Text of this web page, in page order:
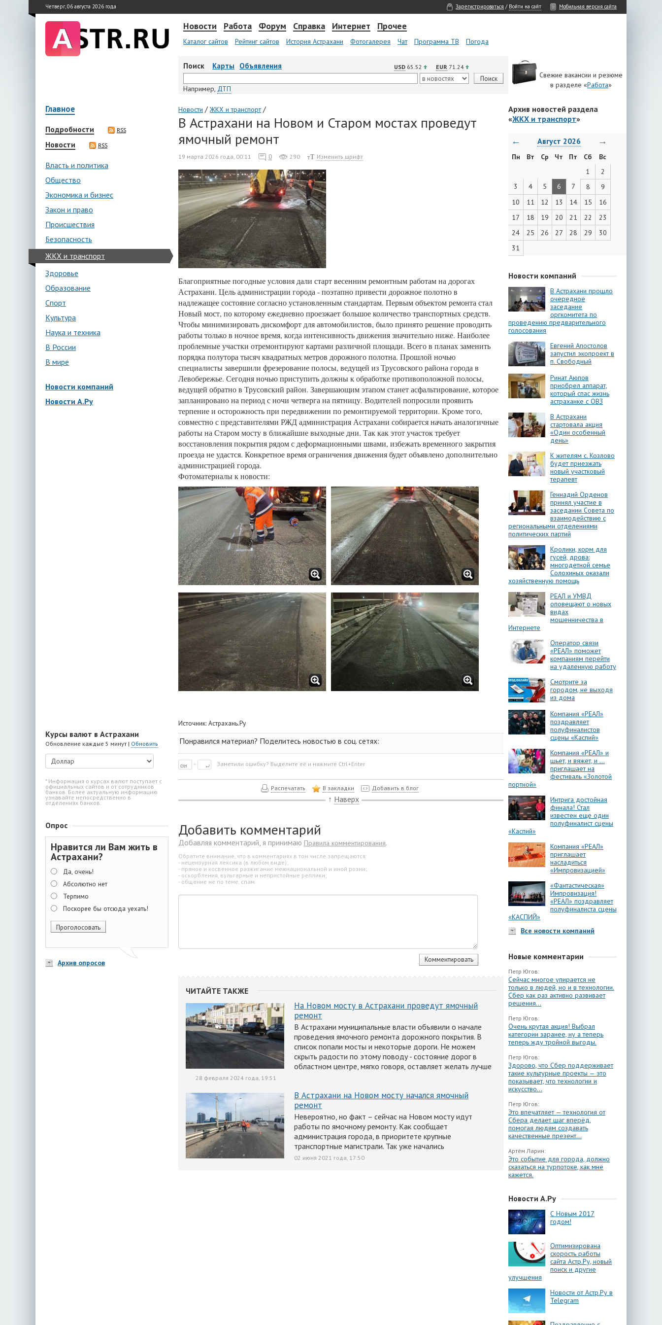
Четверг, 06 августа 2026 года Зарегистрироваться / Войти на сайт Мобильная версия сайта
Новости Работа Форум Справка Интернет Прочее
Каталог сайтов Рейтинг сайтов История Астрахани Фотогалерея Чат Программа ТВ Погода
Поиск Карты Объявления USD 65.52 EUR 71.24
Например, ДТП
Свежие вакансии и резюме
в разделе «Работа»
Главное
Подробности RSS
Новости RSS
Власть и политика
Общество
Экономика и бизнес
Закон и право
Происшествия
Безопасность
ЖКХ и транспорт
Здоровье
Образование
Спорт
Культура
Наука и техника
В России
В мире
Новости компаний
Новости А.Ру
Курсы валют в Астрахани
Обновление каждые 5 минут | Обновить
* Информация о курсах валют поступает с
официальных сайтов и от сотрудников
банков. Более актуальную информацию
узнавайте непосредственно в
отделениях банков.
Опрос
Нравится ли Вам жить в
Астрахани?
Да, очень!
Абсолютно нет
Терпимо
Поскорее бы отсюда уехать!
Архив опросов
Новости / ЖКХ и транспорт/
В Астрахани на Новом и Старом мостах проведут
ямочный ремонт
19 марта 2026 года, 00:11 0 290 Изменить шрифт
Благоприятные погодные условия дали старт весенним ремонтным работам на дорогах
Астрахани. Цель администрации города - поэтапно привести дорожное полотно в
надлежащее состояние согласно установленным стандартам. Первым объектом ремонта стал
Новый мост, по которому ежедневно проезжает большое количество транспортных средств.
Чтобы минимизировать дискомфорт для автомобилистов, было принято решение проводить
работы только в ночное время, когда интенсивность движения значительно ниже. Наиболее
проблемные участки отремонтируют картами различной площади. Всего в планах заменить
порядка полутора тысяч квадратных метров дорожного полотна. Прошлой ночью
специалисты завершили фрезерование полосы, ведущей из Трусовского района города в
Левобережье. Сегодня ночью приступить должны к обработке противоположной полосы,
ведущей обратно в Трусовский район. Завершающим этапом станет асфальтирование, которое
запланировано на период с ночи четверга на пятницу. Водителей попросили проявить
терпение и осторожность при передвижении по ремонтируемой территории. Кроме того,
совместно с представителями РЖД администрация Астрахани собирается начать аналогичные
работы на Старом мосту в ближайшие выходные дни. Так как этот участок требует
восстановления покрытия рядом с деформационными швами, избежать временного закрытия
проезда не удастся. Конкретное время ограничения движения будет объявлено дополнительно
администрацией города.
Фотоматериалы к новости:
Источник: Астрахань.Ру
Понравился материал? Поделитесь новостью в соц. сетях:
Заметили ошибку? Выделите её и нажмите Ctrl+Enter
Распечатать В закладки Добавить в блог
↑ Наверх
Добавить комментарий
Добавляя комментарий, я принимаю Правила комментирования.
Обратите внимание, что в комментариях в том числе запрещаются:
- нецензурная лексика (в любом виде);
- прямое и косвенное разжигание межнациональной и иной розни;
- оскорбления, вульгарные и непристойные реплики;
- общение не по теме, спам.
ЧИТАЙТЕ ТАКЖЕ
На Новом мосту в Астрахани проведут ямочный
ремонт
В Астрахани муниципальные власти объявили о начале
проведения ямочного ремонта дорожного покрытия. В
список попали мосты и некоторые дороги. Не можем
скрыть радости по этому поводу - состояние дорог в
областном центре, мягко говоря, оставляет желать лучше
28 февраля 2024 года, 19:51
В Астрахани на Новом мосту начался ямочный
ремонт
Невероятно, но факт – сейчас на Новом мосту идут
работы по ямочному ремонту. Как сообщает
администрация города, в приоритете крупные
транспортные магистрали. Так уже начались
02 июня 2021 года, 17:50
Архив новостей раздела
«ЖКХ и транспорт»
← Август 2026 →
Пн Вт Ср Чт Пт Сб
Вс
1
2
3
4 5 6 7 8
9
10
11 12 13 14 15
16
17
18 19 20 21 22
23
24
25 26 27 28 29
30
31
Новости компаний
В Астрахани прошло
очередное
заседание
оргкомитета по
проведению предварительного
голосования
Евгений Апостолов
запустил экопроект в
п. Свободный
Ринат Аюпов
приобрел аппарат,
который спас жизнь
астраханке с ОВЗ
В Астрахани
стартовала акция
«Один особенный
день»
К жителям с. Козлово
будет приезжать
новый участковый
терапевт
Геннадий Орденов
принял участие в
заседании Совета по
взаимодействию с
региональными отделениями
политических партий
Кролики, корм для
гусей, дрова:
многодетной семье
Солохиных оказали
хозяйственную помощь
РЕАЛ и УМВД
оповещают о новых
видах
мошенничества в
Интернете
Оператор связи
«РЕАЛ» поможет
компаниям перейти
на удаленную работу
Смотрите за
городом, не выходя
из дома
Компания «РЕАЛ»
поздравляет
полуфиналистов
сцены «Каспий»
Компания «РЕАЛ» и
шьет, и вяжет, и …
приглашает на
фестиваль «Золотой
портной»
Интрига достойная
финала! Стал
известен еще один
полуфиналист сцены
«Каспий»
Компания «РЕАЛ»
приглашает
насладиться
«Импровизацией»
«Фантастическая»
Импровизация!
«РЕАЛ» поздравляет
полуфиналиста сцены
«КАСПИЙ»
Все новости компаний
Новые комментарии
Петр Югов:
Сейчас многое упирается не
только в людей, но и в технологии.
Сбер как раз активно развивает
решения...
Петр Югов:
Очень крутая акция! Выбрал
категории заранее, ну а теперь
теперь жду тройной выгоды.
Петр Югов:
Здорово, что Сбер поддерживает
такие культурные проекты — это
показывает, что технологии и
искусство...
Петр Югов:
Это впечатляет — технология от
Сбера делает шаг вперёд,
помогая людям создавать
качественные презент...
Артём Ларин:
Это событие для города, должно
сказаться на турпотоке, как мне
кажется.
Новости А.Ру
С Новым 2017
годом!
Оптимизирована
скорость работы
сайта Астр.Ру, новый
поиск и другие
улучшения
Новости от Астр.Ру в
Telegram